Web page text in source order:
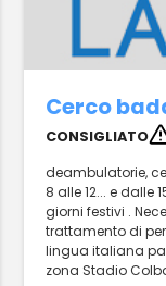
Cerco
CONSIGLIATO
deambulatorie,
8 alle 12... e dalle
giorni festivi .
trattamento di
lingua italiana
zona Stadio